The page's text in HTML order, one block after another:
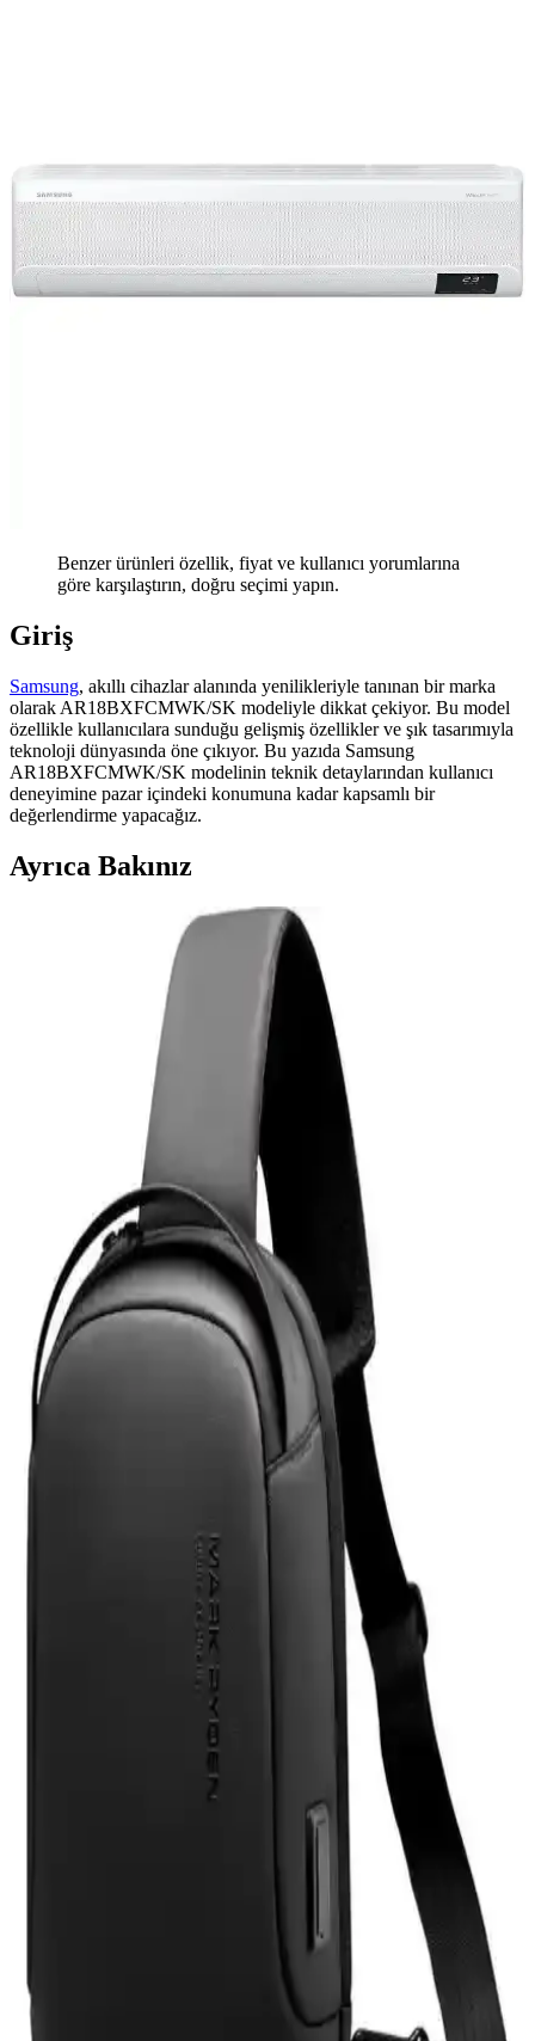
Benzer ürünleri özellik, fiyat ve kullanıcı yorumlarına
göre karşılaştırın, doğru seçimi yapın.
Giriş
Samsung, akıllı cihazlar alanında yenilikleriyle tanınan bir marka
olarak AR18BXFCMWK/SK modeliyle dikkat çekiyor. Bu model
özellikle kullanıcılara sunduğu gelişmiş özellikler ve şık tasarımıyla
teknoloji dünyasında öne çıkıyor. Bu yazıda Samsung
AR18BXFCMWK/SK modelinin teknik detaylarından kullanıcı
deneyimine pazar içindeki konumuna kadar kapsamlı bir
değerlendirme yapacağız.
Ayrıca Bakınız
Samsung Galaxy Tab S9 Plus X810 için Microsonic
Temperli Cam Ekran Koruyucu Ürün Özellikleri ve
Microsonic temperli cam ekran koruyucu, Galaxy Tab S9 Plus
X810 modeline özel tasarımıyla yüksek dayanıklılık ve estetik sunar.
Çizilmelere karşı dirençli, kolay uygulanabilir ve kullanımı rahat bir
Powerway 128 GB USB 3.0 Metal Mini Flash Bellek
İnceleme ve Kullanım Özellikleri
Powerway 128 GB USB 3.0 metal mini bellek, yüksek hız ve
dayanıklılık sunan taşınabilir depolama çözümüdür. Şık tasarımı ve
geniş kapasitesiyle büyük dosya transferlerinde avantaj sağlar.
Z-Mobile MacBook Air M2 ve M3 13.6 İnç Koruma
Seti Detaylı İnceleme ve Analiz
Z-Mobile'ın MacBook Air M2 ve M3 modelleriyle uyumlu 13.6 inç
koruma seti, şeffaf tasarımı ve dayanıklı malzemeleriyle cihazınızı
estetik ve güvenle korur, kullanıcı memnuniyetini artırır.
Eyfel Efs-2500 Güç Kaynağı: Temel Özellikler ve
Kullanıcı Değerlendirmeleri
Eyfel Efs-2500, 250W güç çıkışıyla temel bilgisayar ihtiyaçlarına
uygun, fanlı soğutmalı ve dayanıklılık sorunlarıyla dikkat çeken bir
HP 255 G8 Dizüstü Bilgisayar İncelemesi: Günlük
Kullanım İçin Dengeli ve Güçlü Model
HP 255 G8, güçlü işlemci ve hızlı SSD ile günlük kullanım ve ofis
işleri için ideal, taşınabilir ve uygun fiyatlı bir dizüstü bilgisayardır.
Performans ve bağlantı seçenekleriyle öne çıkar.
Samsung Galaxy Tab S9 FE+ Plus için Nano
Kırılmaz Esnek Ekran Koruyucu İncelemesi
Samsung Galaxy Tab S9 FE+ Plus için tasarlanmış nano cam ekran
koruyucu, yüksek dayanıklılık ve net görüntü sağlar. Kolay
uygulama ve göz yorgunluğunu azaltıcı özellikleriyle ekran
Asfal Apple Watch Uyumlu 42-49 mm Kordonlar
Detaylı İnceleme ve Özellikleri